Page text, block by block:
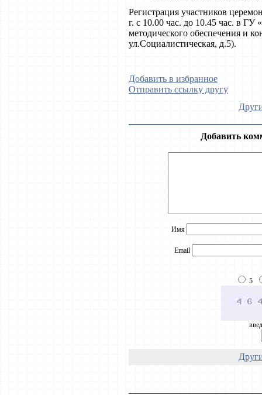
Регистрация участников
г. с 10.00 час. до 10.45 час. в
методического обеспечения и
ул.Социалистическая, д.5).
Добавить в избранное
Отправить ссылку другу
Добавить
Имя
Email
5